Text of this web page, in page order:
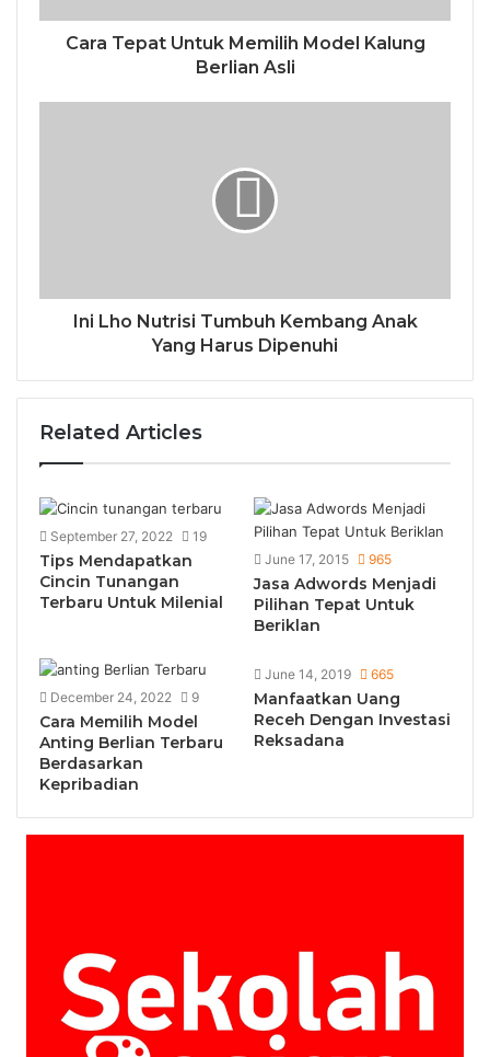
Cara Tepat Untuk Memilih Model Kalung
Berlian Asli
Ini Lho Nutrisi Tumbuh Kembang Anak
Yang Harus Dipenuhi
Related Articles
September 27, 2022 19
Tips Mendapatkan
Cincin Tunangan
Terbaru Untuk Milenial
June 17, 2015 965
Jasa Adwords Menjadi
Pilihan Tepat Untuk
Beriklan
December 24, 2022 9
Cara Memilih Model
Anting Berlian Terbaru
Berdasarkan
Kepribadian
June 14, 2019 665
Manfaatkan Uang
Receh Dengan Investasi
Reksadana